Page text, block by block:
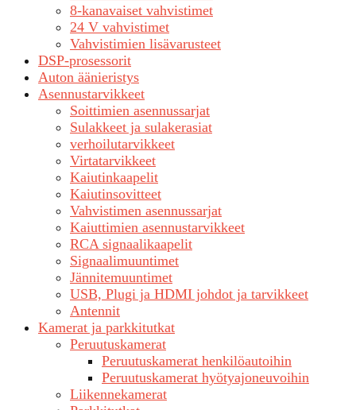
8-kanavaiset vahvistimet
24 V vahvistimet
Vahvistimien lisävarusteet
DSP-prosessorit
Auton äänieristys
Asennustarvikkeet
Soittimien asennussarjat
Sulakkeet ja sulakerasiat
verhoilutarvikkeet
Virtatarvikkeet
Kaiutinkaapelit
Kaiutinsovitteet
Vahvistimen asennussarjat
Kaiuttimien asennustarvikkeet
RCA signaalikaapelit
Signaalimuuntimet
Jännitemuuntimet
USB, Plugi ja HDMI johdot ja tarvikkeet
Antennit
Kamerat ja parkkitutkat
Peruutuskamerat
Peruutuskamerat henkilöautoihin
Peruutuskamerat hyötyajoneuvoihin
Liikennekamerat